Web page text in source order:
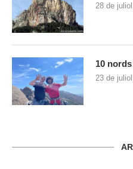
28 de
10
23 de